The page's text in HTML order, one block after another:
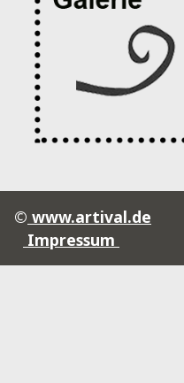
© www.artival.de
Impressum